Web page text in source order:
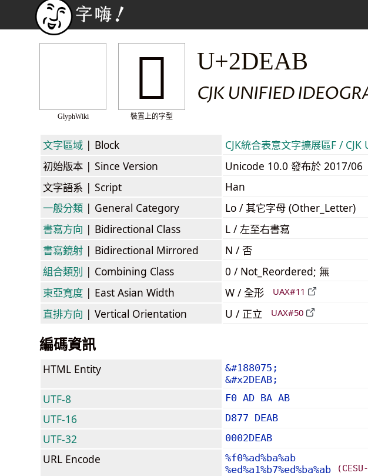
GlyphWiki
𭺫
裝置上的字型
U+2DEAB
CJK UNIFIED
文字區域 | Block CJK統合表意文字擴展區F /
初始版本 | Since Version
Unicode 10.0 發布於 2017/06
文字語系 | Script
Han
一般分類 | General Category
Lo / 其它字母 (Other_Letter)
書寫方向 | Bidirectional Class
L / 左至右書寫
書寫鏡射 | Bidirectional Mirrored
N / 否
組合類別 | Combining Class
0 / Not_Reordered; 無
東亞寬度 | East Asian Width W / 全形 UAX#11
直排方向 | Vertical Orientation U / 正立 UAX#50
編碼資訊
HTML Entity
&#188075;
&#x2DEAB;
UTF-8 F0 AD BA AB
UTF-16 D877 DEAB
UTF-32 0002DEAB
URL Encode
%f0%ad%ba%ab
%ed%a1%b7%ed%ba%ab